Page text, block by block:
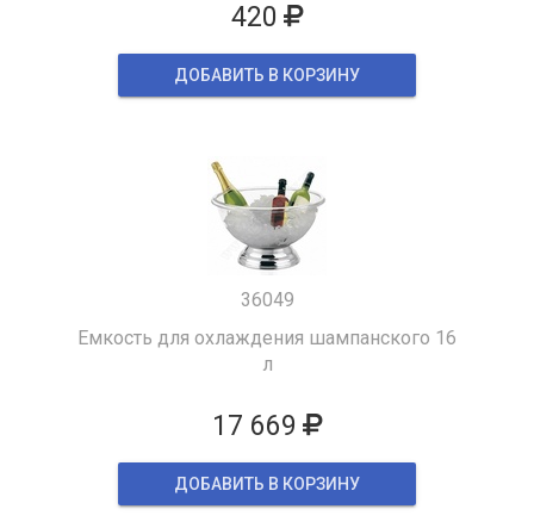
420
ДОБАВИТЬ В КОРЗИНУ
36049
Емкость для охлаждения шампанского 16
л
17 669
ДОБАВИТЬ В КОРЗИНУ